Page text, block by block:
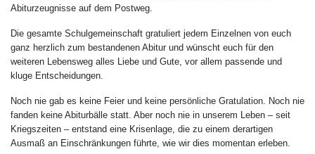
Abiturzeugnisse auf dem Postweg.
Die gesamte Schulgemeinschaft gratuliert jedem Einzelnen von euch
ganz herzlich zum bestandenen Abitur und wünscht euch für den
weiteren Lebensweg alles Liebe und Gute, vor allem passende und
kluge Entscheidungen.
Noch nie gab es keine Feier und keine persönliche Gratulation. Noch nie
fanden keine Abiturbälle statt. Aber noch nie in unserem Leben – seit
Kriegszeiten – entstand eine Krisenlage, die zu einem derartigen
Ausmaß an Einschränkungen führte, wie wir dies momentan erleben.